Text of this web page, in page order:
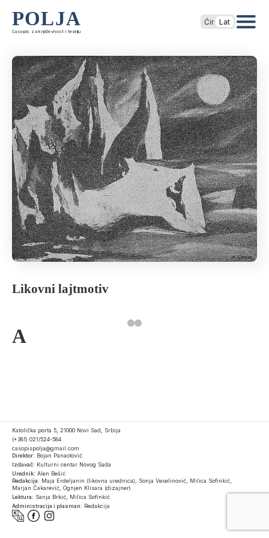
POLJA
časopis za književnost i teoriju
Ćir Lat
Likovni lajtmotiv
A
Katolička porta 5, 21000 Novi Sad, Srbija
(+381) 021/524-584
casopispolja@gmail.com
Direktor: Bojan Panaotović
Izdavač: Kulturni centar Novog Sada
Urednik: Alen Bešić
Redakcija: Maja Erdeljanin (likovna urednica), Sonja Veselinović, Milica Sofinkić,
Marjan Čakarević, Ognjen Klisara (dizajner)
Lektura: Sanja Brkić, Milica Sofinkić
Administracija i plasman: Redakcija